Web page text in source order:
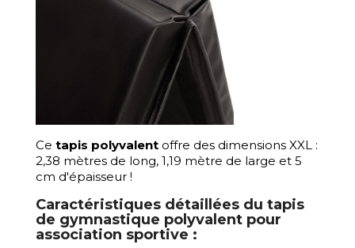
Ce tapis polyvalent offre des dimensions XXL :
2,38 mètres de long, 1,19 mètre de large et 5
cm d'épaisseur !
Caractéristiques détaillées du tapis
de gymnastique polyvalent pour
association sportive :